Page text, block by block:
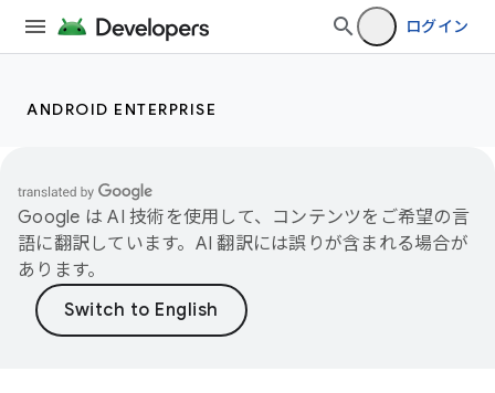
ログイン
ANDROID ENTERPRISE
Google は AI 技術を使用して、コンテンツをご希望の言
語に翻訳しています。AI 翻訳には誤りが含まれる場合が
あります。